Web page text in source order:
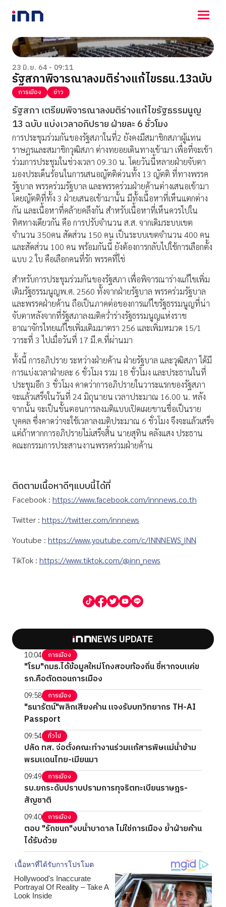
NEWS
ENTERTAINMENT
LIFESTYLE
HOROSCOPE
LOTTERY
VIDEO
ร่วมด้วยช่วยกัน
23 มิ.ย. 64 - 09:11
รัฐสภาพิจารณาลงมติร่างแก้ไขรธน.13ฉบับ
การเมือง ข่าว
รัฐสภา เตรียมพิจารณาลงมติร่างแก้ไขรัฐธรรมนูญ
13 ฉบับ แบ่งเวลาอภิปราย ฝ่ายละ 6 ชั่วโมง
การประชุมร่วมกันของรัฐสภาในที่2 ยังคงมีสมาชิกสภาผู้แทน
ราษฎรและสมาชิกวุฒิสภา ต่างทยอยเดินทางเข้ามา เพื่อที่จะเข้า
ร่วมการประชุมในช่วงเวลา 09.30 น. โดยวันนี้หลายฝ่ายจับตา
มองประเด็นร้อนในการเสนอญัตติด่วนทั้ง 13 ญัตติ ที่ทางพรรค
รัฐบาล พรรคร่วมรัฐบาล และพรรคร่วมฝ่ายค้านต่างเสนอเข้ามา
โดยญัตติที่ทั้ง 3 ฝ่ายเสนอเข้ามานั้น มีทั้งเนื้อหาที่เห็นแตกต่าง
กัน และเนื้อหาที่คล้ายคลึงกัน สำหรับเนื้อหาที่เห็นควรไปใน
ทิศทางเดียวกัน คือ การปรับจำนวน ส.ส. จากเดิมระบบเขต
จำนวน 350คน สัดส่วน 150 คน เป็นระบบเขตจำนวน 400 คน
และสัดส่วน 100 คน พร้อมกันนี้ ยังต้องการกลับไปใช้การเลือกตั้ง
แบบ 2 ใบ คือเลือกคนที่รัก พรรคที่ใช่
สำหรับการประชุมร่วมกันของรัฐสภา เพื่อพิจารณาร่างแก้ไขเพิ่ม
เติมรัฐธรรมนูญพ.ศ. 2560 ทั้งจากฝ่ายรัฐบาล พรรคร่วมรัฐบาล
และพรรคฝ่ายค้าน ถือเป็นภาคต่อของการแก้ไขรัฐธรรมนูญที่น่า
จับตาหลังจากที่รัฐสภาลงมติคว่ำร่างรัฐธรรมนูญแห่งราช
อาณาจักรไทยแก้ไขเพิ่มเติมมาตรา 256 และเพิ่มหมวด 15/1
วาระที่ 3 ไปเมื่อวันที่ 17 มี.ค.ที่ผ่านมา
ทั้งนี้ การอภิปราย ระหว่างฝ่ายค้าน ฝ่ายรัฐบาล และวุฒิสภา ได้มี
การแบ่งเวลาฝ่ายละ 6 ชั่วโมง รวม 18 ชั่วโมง และประธานในที่
ประชุมอีก 3 ชั่วโมง คาดว่าการอภิปรายในวาระแรกของรัฐสภา
จะแล้วเสร็จในวันที่ 24 มิถุนายน เวลาประมาณ 16.00 น. หลัง
จากนั้น จะเป็นขั้นตอนการลงมติแบบเปิดเผยขานชื่อเป็นราย
บุคคล ซึ่งคาดว่าจะใช้เวลาลงมติประมาณ 6 ชั่วโมง จึงจะแล้วเสร็จ
แต่ถ้าหากการอภิปรายไม่เสร็จสิ้น นายสุทิน คลังแสง ประธาน
คณะกรรมการประสานงานพรรคร่วมฝ่ายค้าน
ติดตามเนื้อหาดีๆแบบนี้ได้ที่
Facebook : https://www.facebook.com/innnews.co.th
Twitter : https://twitter.com/innnews
Youtube : https://www.youtube.com/c/INNNEWS_INN
TikTok : https://www.tiktok.com/@inn_news
NEWS UPDATE
10:04 การเมือง
"โรม"กมธ.ได้ข้อมูลใหม่โกงสอบท้องถิ่น ชี้หากจบแค่ข
รก.คือตัดตอนการเมือง
09:58 การเมือง
"ธนารัตน์"พลิกเสียงค้าน แจงรับบทวิทยากร TH-AI
Passport
09:54 ทั่วไป
ปลัด ทส. จ่อตั้งคณะทำงานร่วมแก้สารพิษแม่น้ำข้าม
พรมแดนไทย-เมียนมา
09:49 การเมือง
รบ.ยกระดับปราบปรามการทุจริตทะเบียนราษฎร-
สัญชาติ
09:40 การเมือง
ตอบ "รักชนก"งบน้ำบาดาล ไม่ใช่การเมือง ย้ำฝ่ายค้าน
ได้รับด้วย